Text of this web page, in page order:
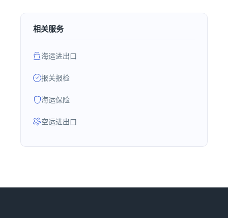
相关服务
海运进出口
报关报检
海运保险
空运进出口